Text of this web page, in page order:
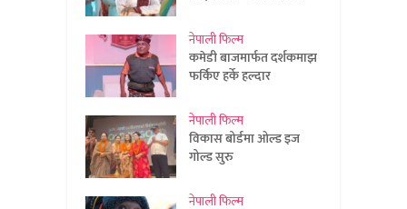
नेपाली फिल्म
कमेडी बाजमार्फत दर्शकमाझ
फर्किए हर्के हल्दार
नेपाली फिल्म
विकास बोर्डमा ओल्ड इज
गोल्ड सुरु
नेपाली फिल्म